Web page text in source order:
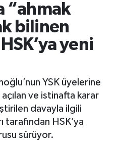
“ahmak
bilinen
yeni
YSK üyelerine
ve istinafta karar
davayla ilgili
tarafından HSK’ya
sürüyor.